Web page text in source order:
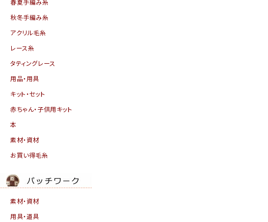
秋冬手編み糸
アクリル毛糸
レース糸
タティングレース
用品・用具
キット・セット
赤ちゃん・子供用キット
本
素材・資材
お買い得毛糸
素材・資材
用具・道具